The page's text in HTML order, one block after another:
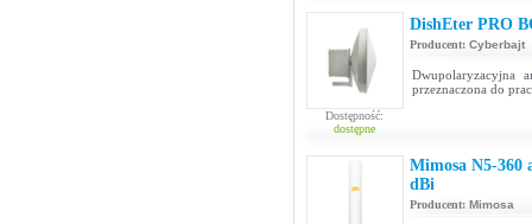
Dostępność:
dostępne
DishEter PRO
Producent: Cyberbajt
Dwupolaryzacyjna
przeznaczona do
Mimosa N5-360
dBi
Producent: Mimosa